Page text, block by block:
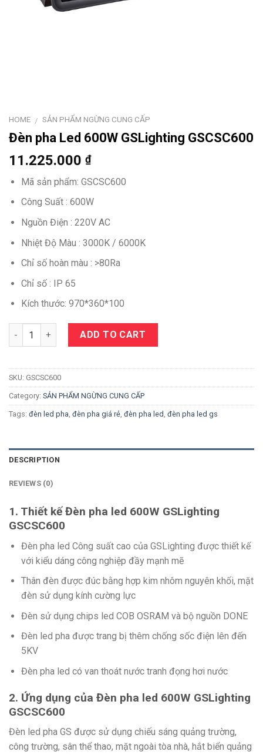
HOME / SẢN PHẨM NGỪNG CUNG CẤP
Đèn pha Led 600W GSLighting GSCSC600
11.225.000 ₫
Mã sản phẩm: GSCSC600
Công Suất : 600W
Nguồn Điện : 220V AC
Nhiệt Độ Màu : 3000K / 6000K
Chỉ số hoàn màu : >80Ra
Chỉ số : IP 65
Kích thước: 970*360*100
Quantity ADD TO CART
SKU: GSCSC600
Category: SẢN PHẨM NGỪNG CUNG CẤP
Tags: đèn led pha, đèn pha giá rẻ, đèn pha led, đèn pha led gs
DESCRIPTION
REVIEWS (0)
1. Thiết kế Đèn pha led 600W GSLighting
GSCSC600
Đèn pha led Công suất cao của GSLighting được thiết kế
với kiểu dáng công nghiệp đầy mạnh mẽ
Thân đèn được đúc bằng hợp kim nhôm nguyên khối, mặt
đèn sử dụng kính cường lực
Đèn sử dụng chips led COB OSRAM và bộ nguồn DONE
Đèn led pha được trang bị thêm chống sốc điện lên đến
5KV
Đèn pha led có van thoát nước tranh đọng hơi nước
2. Ứng dụng của Đèn pha led 600W GSLighting
GSCSC600
Đèn led pha GS được sử dụng chiếu sáng quảng trường,
công trường, sân thể thao, mặt ngoài tòa nhà, hắt biển quảng